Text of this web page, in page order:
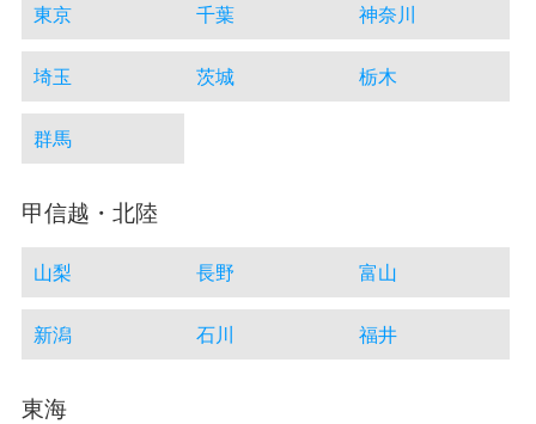
東京 千葉 神奈川
埼玉 茨城 栃木
群馬
甲信越・北陸
山梨 長野 富山
新潟 石川 福井
東海